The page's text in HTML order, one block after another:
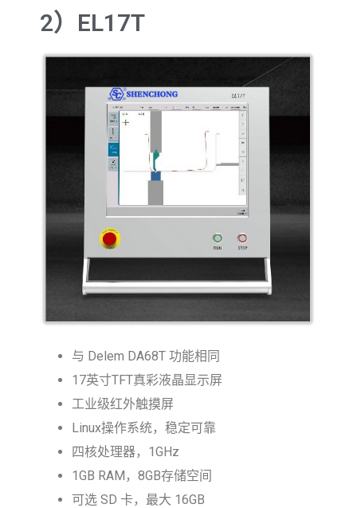
2）EL17T
与 Delem DA68T 功能相同
17英寸TFT真彩液晶显示屏
工业级红外触摸屏
Linux操作系统，稳定可靠
四核处理器，1GHz
1GB RAM，8GB存储空间
可选 SD 卡，最大 16GB